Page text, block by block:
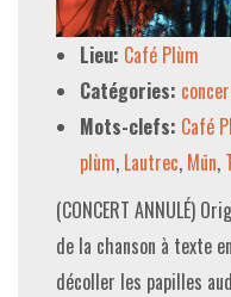
Lieu: Café Plùm
Catégories:
Mots-clefs: Café
plùm, Lautrec, Mūn,
(CONCERT ANNULÉ)
de la chanson à texte
décoller les papilles